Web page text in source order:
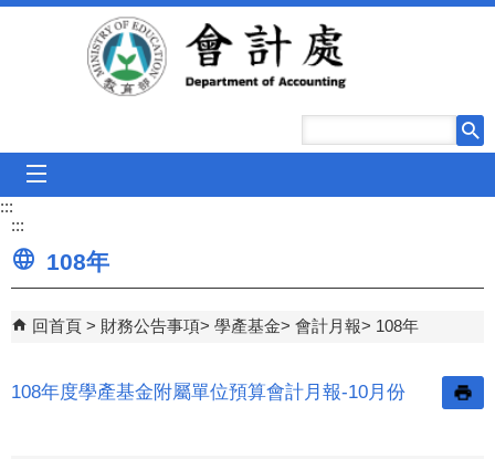
跳到主要內容區塊
:::
:::
108年
回首頁 財務公告事項 學產基金 會計月報 108年
108年度學產基金附屬單位預算會計月報-10月份